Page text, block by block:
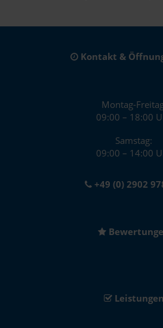
Kontakt &
Montag-
09:00 – 18:00
Samstag:
09:00 – 14:00
+49 (0) 2902
Leistungen